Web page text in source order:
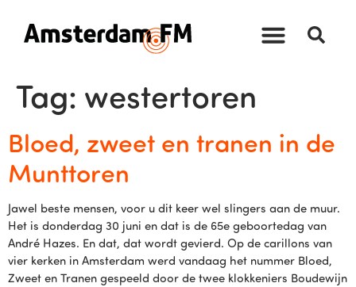
Tag: westertoren
Bloed, zweet en tranen in de
Munttoren
Jawel beste mensen, voor u dit keer wel slingers aan de muur.
Het is donderdag 30 juni en dat is de 65e geboortedag van
André Hazes. En dat, dat wordt gevierd. Op de carillons van
vier kerken in Amsterdam werd vandaag het nummer Bloed,
Zweet en Tranen gespeeld door de twee klokkeniers Boudewijn